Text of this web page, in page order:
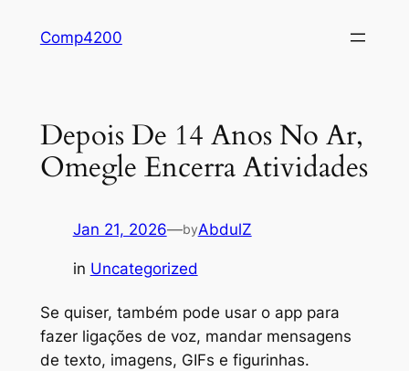
Comp4200
Depois De 14 Anos No Ar,
Omegle Encerra Atividades
Jan 21, 2026—byAbdulZ
in Uncategorized
Se quiser, também pode usar o app para
fazer ligações de voz, mandar mensagens
de texto, imagens, GIFs e figurinhas.